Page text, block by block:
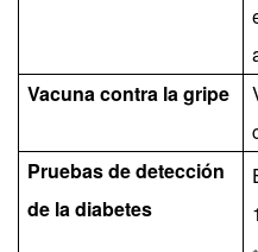
Vacuna contra la gripe
Pruebas de detección
de la diabetes